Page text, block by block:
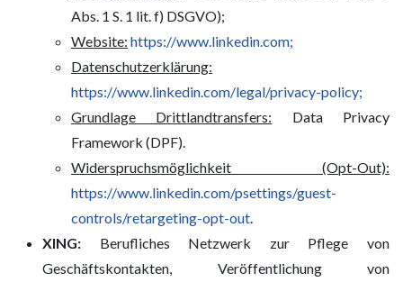
Abs. 1 S. 1 lit. f) DSGVO);
Website: https://www.linkedin.com;
Datenschutzerklärung:
https://www.linkedin.com/legal/privacy-policy;
Grundlage Drittlandtransfers: Data Privacy
Framework (DPF).
Widerspruchsmöglichkeit (Opt-Out):
https://www.linkedin.com/psettings/guest-
controls/retargeting-opt-out.
XING: Berufliches Netzwerk zur Pflege von
Geschäftskontakten, Veröffentlichung von